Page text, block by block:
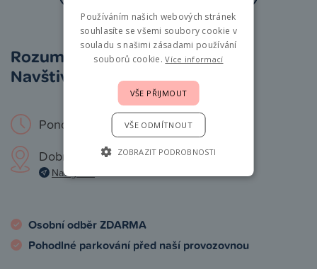
Zásady zpracování osobních údajů
Rozumíme vám i miminkům.
Navštivte nás osobně!
Pondělí – Neděle: 9 – 19 hod.
Dobronická 1257, Praha 4
Navigovat
Osobní odběr ZDARMA
Pohodlné parkování před naší provozovnou
Používáním našich webových stránek
souhlasíte se všemi soubory cookie v
souladu s našimi zásadami používání
souborů cookie.Více informací
VŠE PŘIJMOUT
VŠE ODMÍTNOUT
ZOBRAZIT PODROBNOSTI